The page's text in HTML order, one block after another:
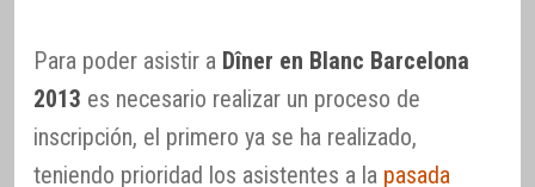
Para poder asistir a Dîner en Blanc Barcelona
2013 es necesario realizar un proceso de
inscripción, el primero ya se ha realizado,
teniendo prioridad los asistentes a la pasada